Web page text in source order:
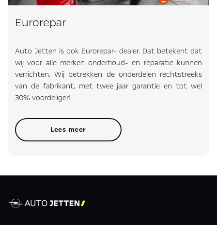
Eurorepar
Auto Jetten is ook Eurorepar- dealer. Dat betekent dat
wij voor alle merken onderhoud- en reparatie kunnen
verrichten. Wij betrekken de onderdelen rechtstreeks
van de fabrikant, met twee jaar garantie en tot wel
30% voordeliger!
Lees meer